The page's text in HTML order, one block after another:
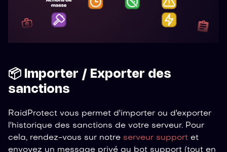
📦 Importer / Exporter des
sanctions
RaidProtect vous permet d'importer ou d'exporter
l'historique des sanctions de votre serveur. Pour
cela, rendez-vous sur notre serveur support et
envoyez un message privé au bot support (tout en